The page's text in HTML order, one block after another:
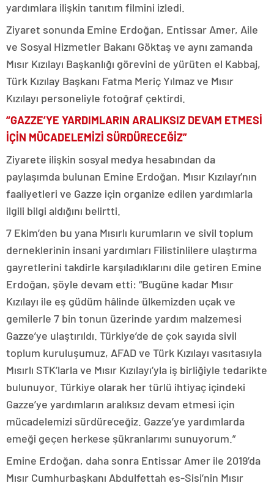
yardımlara ilişkin tanıtım filmini izledi.
Ziyaret sonunda Emine Erdoğan, Entissar Amer, Aile
ve Sosyal Hizmetler Bakanı Göktaş ve aynı zamanda
Mısır Kızılayı Başkanlığı görevini de yürüten el Kabbaj,
Türk Kızılay Başkanı Fatma Meriç Yılmaz ve Mısır
Kızılayı personeliyle fotoğraf çektirdi.
“GAZZE’YE YARDIMLARIN ARALIKSIZ DEVAM ETMESİ
İÇİN MÜCADELEMİZİ SÜRDÜRECEĞİZ”
Ziyarete ilişkin sosyal medya hesabından da
paylaşımda bulunan Emine Erdoğan, Mısır Kızılayı’nın
faaliyetleri ve Gazze için organize edilen yardımlarla
ilgili bilgi aldığını belirtti.
7 Ekim’den bu yana Mısırlı kurumların ve sivil toplum
derneklerinin insani yardımları Filistinlilere ulaştırma
gayretlerini takdirle karşıladıklarını dile getiren Emine
Erdoğan, şöyle devam etti: “Bugüne kadar Mısır
Kızılayı ile eş güdüm hâlinde ülkemizden uçak ve
gemilerle 7 bin tonun üzerinde yardım malzemesi
Gazze’ye ulaştırıldı. Türkiye’de de çok sayıda sivil
toplum kuruluşumuz, AFAD ve Türk Kızılayı vasıtasıyla
Mısırlı STK’larla ve Mısır Kızılayı’yla iş birliğiyle tedarikte
bulunuyor. Türkiye olarak her türlü ihtiyaç içindeki
Gazze’ye yardımların aralıksız devam etmesi için
mücadelemizi sürdüreceğiz. Gazze’ye yardımlarda
emeği geçen herkese şükranlarımı sunuyorum.”
Emine Erdoğan, daha sonra Entissar Amer ile 2019’da
Mısır Cumhurbaşkanı Abdulfettah es-Sisi’nin Mısır